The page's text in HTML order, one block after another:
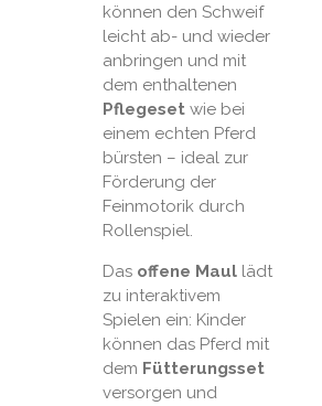
können den Schweif
leicht ab- und wieder
anbringen und mit
dem enthaltenen
Pflegeset wie bei
einem echten Pferd
bürsten – ideal zur
Förderung der
Feinmotorik durch
Rollenspiel.
Das offene Maul lädt
zu interaktivem
Spielen ein: Kinder
können das Pferd mit
dem Fütterungsset
versorgen und